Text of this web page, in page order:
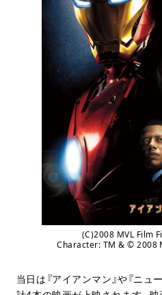
(C)2008 MVL Film
Character: TM & © 2008
当日は『アイアンマン』や『ニュ